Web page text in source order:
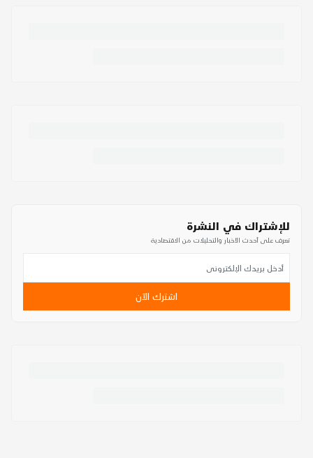
للإشتراك في النشرة
تعرف على أحدث الأخبار والتحليلات من الاقتصادية
اشترك الآن